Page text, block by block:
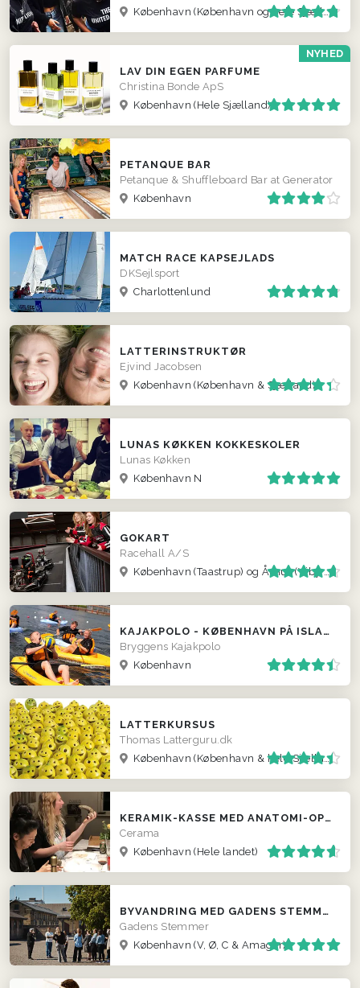
København(København og hele Sjælland)
NYHED
LAV DIN EGEN PARFUME
Christina Bonde ApS
København(Hele Sjælland)
PETANQUE BAR
Petanque & Shuffleboard Bar at Generator
København
MATCH RACE KAPSEJLADS
DKSejlsport
Charlottenlund
LATTERINSTRUKTØR
Ejvind Jacobsen
København(København & Sjælland)
LUNAS KØKKEN KOKKESKOLER
Lunas Køkken
København N
GOKART
Racehall A/S
København (Taastrup) og Århus (Viby J )
KAJAKPOLO - KØBENHAVN PÅ ISLANDS BRYGGE
Bryggens Kajakpolo
København
LATTERKURSUS
Thomas Latterguru.dk
København(København & hele Sjælland)
KERAMIK-KASSE MED ANATOMI-OPGAVE
Cerama
København(Hele landet)
BYVANDRING MED GADENS STEMMER
Gadens Stemmer
København (V, Ø, C & Amager)